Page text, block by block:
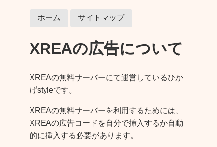
ホーム サイトマップ
XREAの広告について
XREAの無料サーバーにて運営しているひか
げstyleです。
XREAの無料サーバーを利用するためには、
XREAの広告コードを自分で挿入するか自動
的に挿入する必要があります。